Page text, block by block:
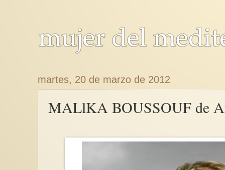
martes, 20 de marzo de 2012
MALlKA BOUSSOUF de